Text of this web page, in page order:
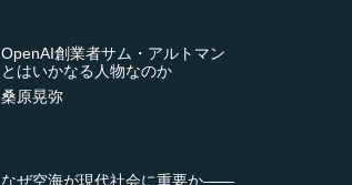
OpenAI創業者サム・アルトマン
とはいかなる人物なのか
桑原晃弥
なぜ空海が現代社会に重要か――